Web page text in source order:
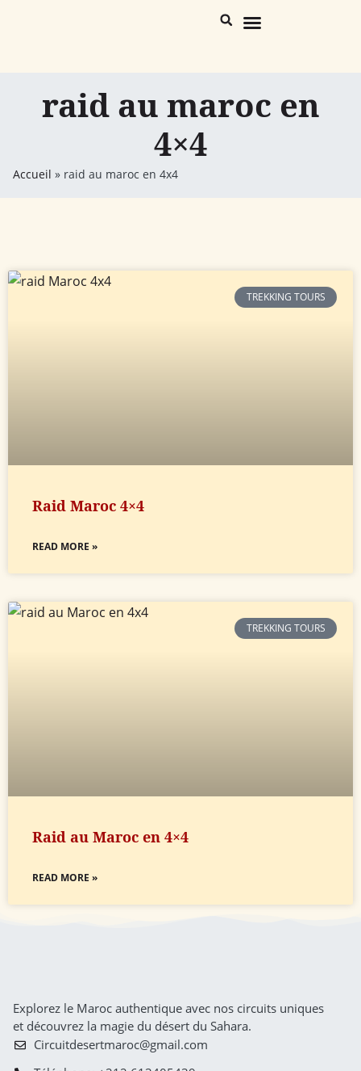
raid au maroc en
4×4
Accueil » raid au maroc en 4x4
TREKKING TOURS
Raid Maroc 4×4
READ MORE »
TREKKING TOURS
Raid au Maroc en 4×4
READ MORE »
Explorez le Maroc authentique avec nos circuits uniques
et découvrez la magie du désert du Sahara.
Circuitdesertmaroc@gmail.com